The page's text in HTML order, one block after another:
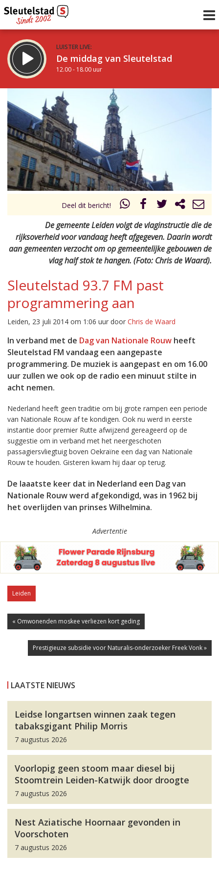
LUISTER LIVE:
De middag van Sleutelstad
12.00 - 18.00 uur
De vrijdagavond met Keanu
18.00 - 19.00 uur
Vorig uur
uur 1 van 0
Inklappen
Deel dit bericht!
De gemeente Leiden volgt de vlaginstructie die de
rijksoverheid voor vandaag heeft afgegeven. Daarin wordt
aan gemeenten verzocht om op gemeentelijke gebouwen de
vlag half stok te hangen. (Foto: Chris de Waard).
Sleutelstad 93.7 FM past
programmering aan
Leiden, 23 juli 2014 om 1:06 uur door Chris de Waard
In verband met de Dag van Nationale Rouw heeft
Sleutelstad FM vandaag een aangepaste
programmering. De muziek is aangepast en om 16.00
uur zullen we ook op de radio een minuut stilte in
acht nemen.
Nederland heeft geen traditie om bij grote rampen een periode
van Nationale Rouw af te kondigen. Ook nu werd in eerste
instantie door premier Rutte afwijzend gereageerd op de
suggestie om in verband met het neergeschoten
passagiersvliegtuig boven Oekraïne een dag van Nationale
Rouw te houden. Gisteren kwam hij daar op terug.
De laaatste keer dat in Nederland een Dag van
Nationale Rouw werd afgekondigd, was in 1962 bij
het overlijden van prinses Wilhelmina.
Advertentie
Leiden
« Omwonenden moskee verliezen kort geding
Prestigieuze subsidie voor Naturalis-onderzoeker Freek Vonk »
LAATSTE NIEUWS
Leidse longartsen winnen zaak tegen
tabaksgigant Philip Morris
7 augustus 2026
Voorlopig geen stoom maar diesel bij
Stoomtrein Leiden-Katwijk door droogte
7 augustus 2026
Nest Aziatische Hoornaar gevonden in
Voorschoten
7 augustus 2026